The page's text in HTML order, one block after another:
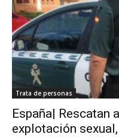
Trata de personas
España| Rescatan
explotación sexual,